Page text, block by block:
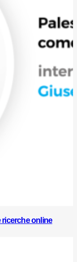
ricerche online